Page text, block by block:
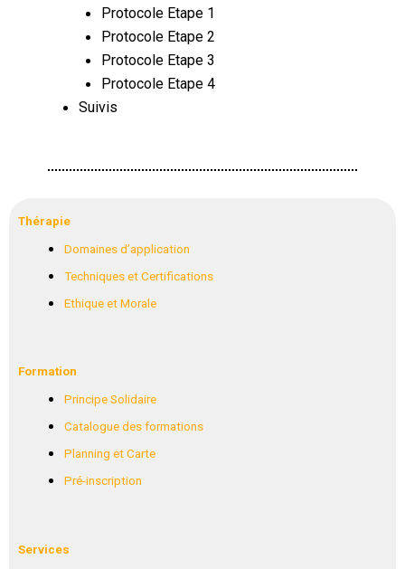
Protocole Etape 1
Protocole Etape 2
Protocole Etape 3
Protocole Etape 4
Suivis
Thérapie
Domaines d’application
Techniques et Certifications
Ethique et Morale
Formation
Principe Solidaire
Catalogue des formations
Planning et Carte
Pré-inscription
Services